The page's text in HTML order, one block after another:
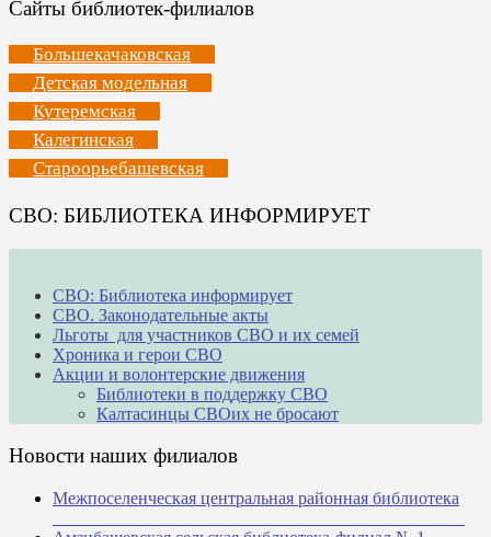
Сайты библиотек-филиалов
Большекачаковская
Детская модельная
Кутеремская
Калегинская
Староорьебашевская
СВО: БИБЛИОТЕКА ИНФОРМИРУЕТ
СВО: Библиотека информирует
СВО. Законодательные акты
Льготы для участников СВО и их семей
Хроника и герои СВО
Акции и волонтерские движения
Библиотеки в поддержку СВО
Калтасинцы СВОих не бросают
Новости наших филиалов
Межпоселенческая центральная районная библиотека